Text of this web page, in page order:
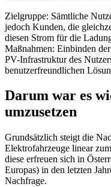
Zielgruppe: Sämtliche
jedoch Kunden, die
diesen Strom für die
Maßnahmen: Einbinden
PV-Infrastruktur des
benutzerfreundlichen
Darum war es
umzusetzen
Grundsätzlich steigt die
Elektrofahrzeuge linear
diese erfreuen sich in
Europas) in den letzten
Nachfrage.